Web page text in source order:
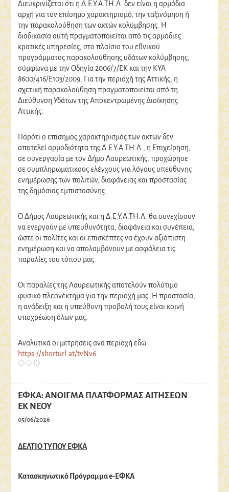
Διευκρινίζεται ότι η Δ.Ε.Υ.Α.ΤΗ.Λ. δεν είναι η αρμόδια
αρχή για τον επίσημο χαρακτηρισμό, την ταξινόμηση ή
την παρακολούθηση των ακτών κολύμβησης. Η
διαδικασία αυτή πραγματοποιείται από τις αρμόδιες
κρατικές υπηρεσίες, στο πλαίσιο του εθνικού
προγράμματος παρακολούθησης υδάτων κολύμβησης,
σύμφωνα με την Οδηγία 2006/7/ΕΚ και την ΚΥΑ
8600/416/Ε103/2009. Για την περιοχή της Αττικής, η
σχετική παρακολούθηση πραγματοποιείται από τη
Διεύθυνση Υδάτων της Αποκεντρωμένης Διοίκησης
Αττικής.
Παρότι ο επίσημος χαρακτηρισμός των ακτών δεν
αποτελεί αρμοδιότητα της Δ.Ε.Υ.Α.ΤΗ.Λ., η Επιχείρηση,
σε συνεργασία με τον Δήμο Λαυρεωτικής, προχώρησε
σε συμπληρωματικούς ελέγχους για λόγους υπεύθυνης
ενημέρωσης των πολιτών, διαφάνειας και προστασίας
της δημόσιας εμπιστοσύνης.
Ο Δήμος Λαυρεωτικής και η Δ.Ε.Υ.Α.ΤΗ.Λ. θα συνεχίσουν
να ενεργούν με υπευθυνότητα, διαφάνεια και συνέπεια,
ώστε οι πολίτες και οι επισκέπτες να έχουν αξιόπιστη
ενημέρωση και να απολαμβάνουν με ασφάλεια τις
παραλίες του τόπου μας.
Οι παραλίες της Λαυρεωτικής αποτελούν πολύτιμο
φυσικό πλεονέκτημα για την περιοχή μας. Η προστασία,
η ανάδειξη και η υπεύθυνη προβολή τους είναι κοινή
υποχρέωση όλων μας.
Αναλυτικά οι μετρήσεις ανά περιοχή εδώ:
https://shorturl.at/tvNv6
ΕΦΚΑ: ΑΝΟΙΓΜΑ ΠΛΑΤΦΟΡΜΑΣ ΑΙΤΗΣΕΩΝ
ΕΚ ΝΕΟΥ
05/06/2026
ΔΕΛΤΙΟ ΤΥΠΟΥ ΕΦΚΑ
Κατασκηνωτικό Πρόγραμμαe-ΕΦΚΑ